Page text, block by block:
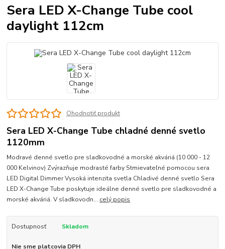
Sera LED X-Change Tube cool
daylight 112cm
Ohodnotiť produkt
Sera LED X-Change Tube chladné denné svetlo
1120mm
Modravé denné svetlo pre sladkovodné a morské akváriá (10 000 - 12
000 Kelvinov) Zvýrazňuje modrasté farby Stmievateľné pomocou sera
LED Digital Dimmer Vysoká intenzita svetla Chladivé denné svetlo Sera
LED X-Change Tube poskytuje ideálne denné svetlo pre sladkovodné a
morské akváriá. V sladkovodn... celý popis
Dostupnosť Skladom
Nie sme platcovia DPH